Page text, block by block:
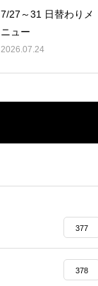
7/27～31 日替わりメ
ニュー
2026.07.24
377
378